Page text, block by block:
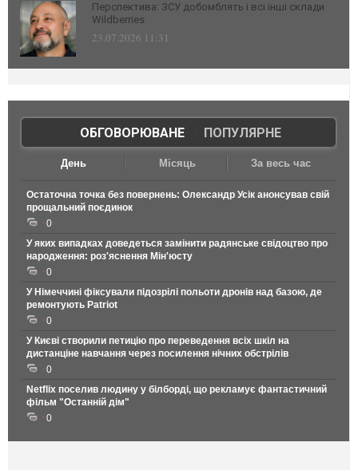
Перспектива: ЗСУ добомблять і всі інші склади
Wildberries
23.07.2026 11:31
ОБГОВОРЮВАНЕ| ПОПУЛЯРНЕ
День Місяць За весь час
Остаточна точка без повернень: Олександр Усік анонсував свій
прощальний поєдинок
0
У яких випадках доведеться замінити радянське свідоцтво про
народження: роз'яснення Мін'юсту
0
У Німеччині фіксували підозрілі польоти дронів над базою, де
ремонтують Patriot
0
У Києві створили петицію про переведення всіх шкіл на
дистанціне навчання через посилення нічних обстрілів
0
Netflix поселив людину у білборді, що рекламує фантастичний
фільм "Останній дім"
0